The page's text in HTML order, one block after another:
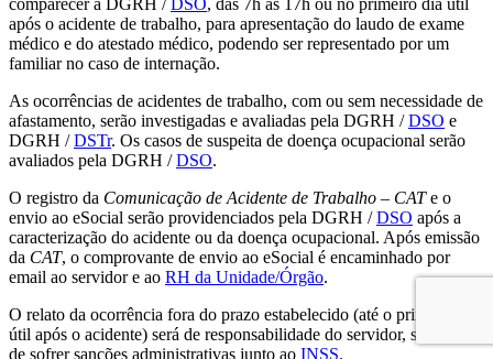
após o acidente de trabalho, para apresentação do laudo de exame
médico e do atestado médico, podendo ser representado por um
familiar no caso de internação.
As ocorrências de acidentes de trabalho, com ou sem necessidade de
afastamento, serão investigadas e avaliadas pela DGRH /DSO e
DGRH /DSTr. Os casos de suspeita de doença ocupacional serão
avaliados pela DGRH /DSO.
O registro da Comunicação de Acidente de Trabalho – CATe o
envio ao eSocial serão providenciados pela DGRH /DSO após a
caracterização do acidente ou da doença ocupacional. Após emissão
da CAT, o comprovante de envio ao eSocial é encaminhado por
email ao servidor e ao RH da Unidade/Órgão.
O relato da ocorrência fora do prazo estabelecido (até o primeiro dia
útil após o acidente) será de responsabilidade do servidor, sob pena
de sofrer sanções administrativas junto ao INSS.